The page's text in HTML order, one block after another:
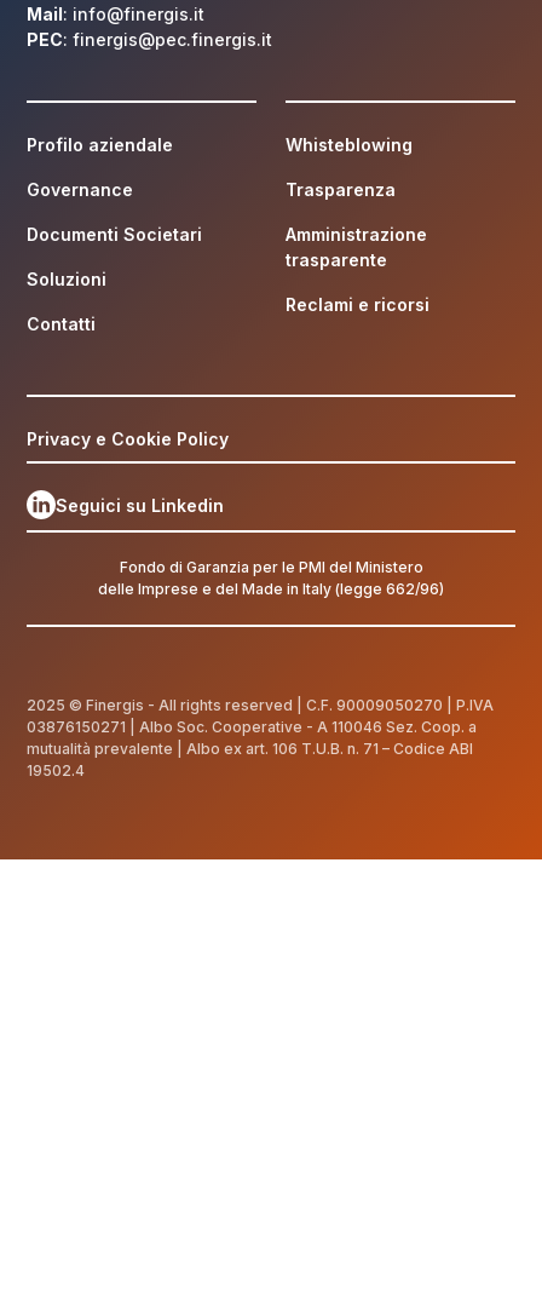
Mail: info@finergis.it
PEC: finergis@pec.finergis.it
Profilo aziendale
Governance
Documenti Societari
Soluzioni
Contatti
Whisteblowing
Trasparenza
Amministrazione
trasparente
Reclami e ricorsi
Privacy e Cookie Policy
Seguici su Linkedin
Fondo di Garanzia per le PMI del Ministero
delle Imprese e del Made in Italy (legge 662/96)
2025 © Finergis - All rights reserved | C.F.90009050270 | P.IVA
03876150271 | Albo Soc. Cooperative - A 110046 Sez. Coop. a
mutualità prevalente | Albo ex art. 106 T.U.B. n. 71 – Codice ABI
19502.4